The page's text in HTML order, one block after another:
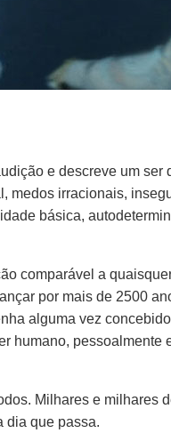
e descreve um ser
medos irracionais,
básica,
comparável a
por mais de 2500
alguma vez
humano, pessoalmente
Milhares e milhares
dia que passa.